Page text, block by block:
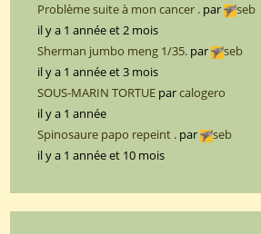
Problème suite à mon cancer . par
seb
il y a 1 année et 2 mois
Sherman jumbo meng 1/35. par
seb
il y a 1 année et 3 mois
SOUS-MARIN TORTUE parcalogero
il y a 1 année
Spinosaure papo repeint . par
seb
il y a 1 année et 10 mois